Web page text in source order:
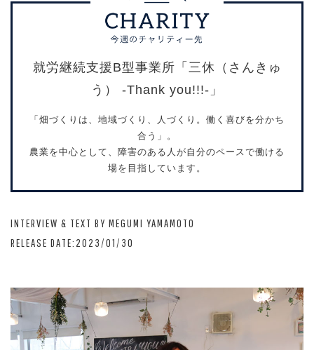
就労継続支援B型事業所「三休（さんきゅ
う） -Thank you!!!-」
「畑づくりは、地域づくり、人づくり。働く喜びを分かち
合う」。
農業を中心として、障害のある人が自分のペースで働ける
場を目指しています。
INTERVIEW & TEXT BY MEGUMI YAMAMOTO
RELEASE DATE:2023/01/30